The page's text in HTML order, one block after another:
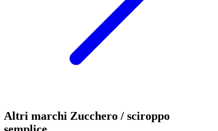
Altri marchi Zucchero / sciroppo